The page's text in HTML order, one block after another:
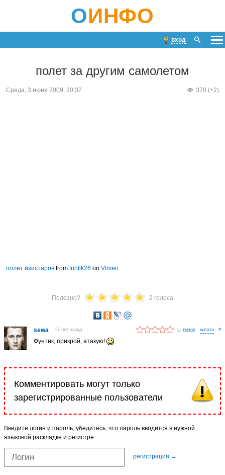
ОИНФО
вход
полет за другим самолетом
370 (+2)
Среда, 3 июня 2009, 20:37
полет изистаров from funtik26 on Vimeo
Полезно? 2 голоса
sewa 17 лет назад лично #
Фунтик, прикрой, атакую!
Комментировать могут только
зарегистрированные пользователи
Введите логин и пароль, убедитесь, что пароль вводится в нужной
языковой раскладке и регистре.
регистрация →